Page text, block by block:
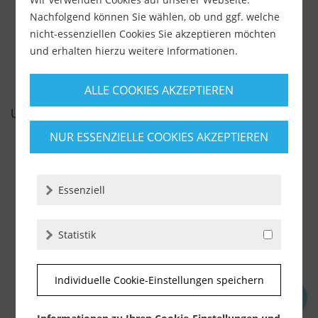
- +
UNSERE EMPFEHLUNGEN
Nachfolgend können Sie wählen, ob und ggf. welche
nicht-essenziellen Cookies Sie akzeptieren möchten
und erhalten hierzu weitere Informationen.
ALLE COOKIES AKZEPTIEREN
NUR ESSENZIELLE COOKIES AKZEPTIEREN
Essenziell
Statistik
Individuelle Cookie-Einstellungen speichern